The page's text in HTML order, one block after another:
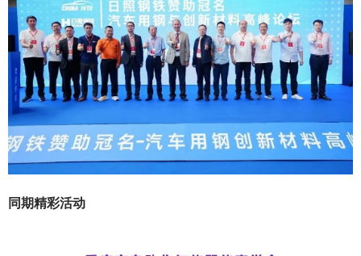
同期精彩活动